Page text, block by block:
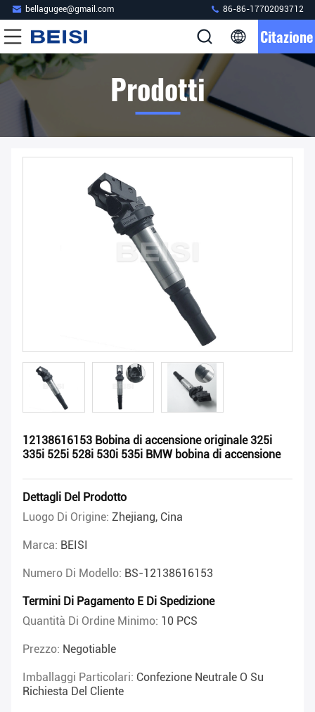
bellagugee@gmail.com 86-86-17702093712
Citazione
Prodotti
12138616153 Bobina di accensione originale 325i
335i 525i 528i 530i 535i BMW bobina di accensione
Dettagli Del Prodotto
Luogo Di Origine: Zhejiang, Cina
Marca: BEISI
Numero Di Modello: BS-12138616153
Termini Di Pagamento E Di Spedizione
Quantità Di Ordine Minimo: 10 PCS
Prezzo: Negotiable
Imballaggi Particolari: Confezione Neutrale O Su
Richiesta Del Cliente